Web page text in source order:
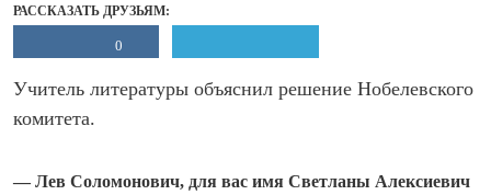
РАССКАЗАТЬ ДРУЗЬЯМ:
0
Учитель литературы объяснил решение Нобелевского
комитета.
— Лев Соломонович, для вас имя Светланы Алексиевич